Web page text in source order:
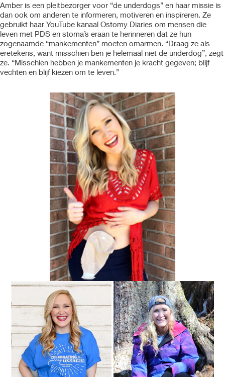
Amber is een pleitbezorger voor “de underdogs” en haar missie is
dan ook om anderen te informeren, motiveren en inspireren. Ze
gebruikt haar YouTube kanaal Ostomy Diaries om mensen die
leven met PDS en stoma’s eraan te herinneren dat ze hun
zogenaamde “mankementen” moeten omarmen. “Draag ze als
eretekens, want misschien ben je helemaal niet de underdog”, zegt
ze. “Misschien hebben je mankementen je kracht gegeven; blijf
vechten en blijf kiezen om te leven.”